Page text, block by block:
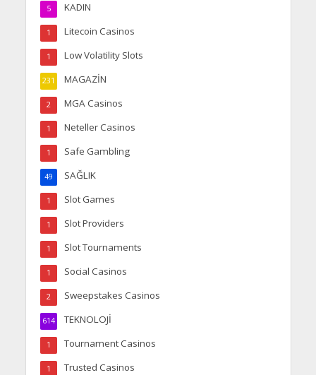
KADIN
5
Litecoin Casinos
1
Low Volatility Slots
1
MAGAZİN
231
MGA Casinos
2
Neteller Casinos
1
Safe Gambling
1
SAĞLIK
49
Slot Games
1
Slot Providers
1
Slot Tournaments
1
Social Casinos
1
Sweepstakes Casinos
2
TEKNOLOJİ
614
Tournament Casinos
1
Trusted Casinos
1